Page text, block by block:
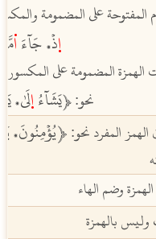
المفتوحة على المضمومة
اٜذۡ،جَآءَا۬مَّةٗ
الهمزة المضمومة على
نحو:ﵳيَشَآءُاٜلَىٰ،
المفرد نحو:ﵳيُؤۡمِنُونَ،
وضم الهاء
وليس بالهمزة